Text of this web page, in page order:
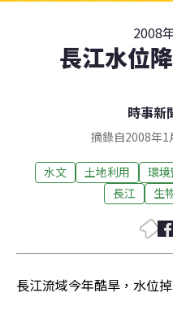
2008
長江水位
時事新
摘錄自2008年1
水文 土地利用 環
長江
生
長江流域今年酷旱，水位